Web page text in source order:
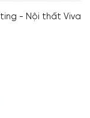
- Nội thất Viva